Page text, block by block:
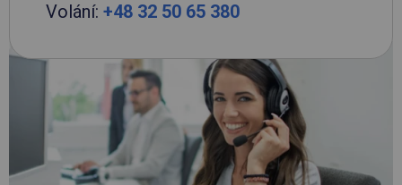
Volání: +48 32 50 65 380